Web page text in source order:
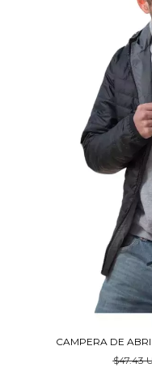
CAMPERA DE
$47.43